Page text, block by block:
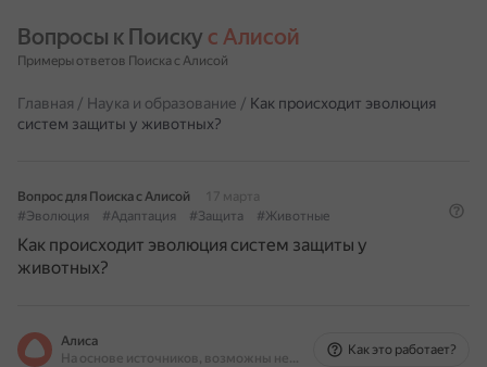
Вопросы к Поиску с Алисой
Примеры ответов Поиска с Алисой
Главная / Наука и образование / Как происходит эволюция
систем защиты у животных?
Вопрос для Поиска с Алисой
17 марта
#Эволюция
#Адаптация #Защита #Животные
Как происходит эволюция систем защиты у
животных?
Алиса
На основе источников, возможны неточности
Как это работает?